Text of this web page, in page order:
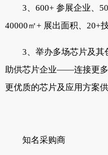
3、600+ 参展企业、
40000㎡+ 展出面积、20+
3、举办多场芯片及
助供芯片企业——连接更
更优质的芯片及应用方案供
知名采购商